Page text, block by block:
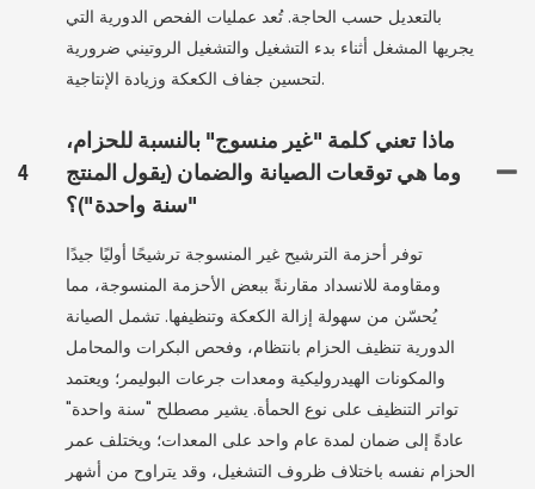
بالتعديل حسب الحاجة. تُعد عمليات الفحص الدورية التي
يجريها المشغل أثناء بدء التشغيل والتشغيل الروتيني ضرورية
لتحسين جفاف الكعكة وزيادة الإنتاجية.
4
ماذا تعني كلمة "غير منسوج" بالنسبة للحزام،
وما هي توقعات الصيانة والضمان (يقول المنتج
"سنة واحدة")؟
توفر أحزمة الترشيح غير المنسوجة ترشيحًا أوليًا جيدًا
ومقاومة للانسداد مقارنةً ببعض الأحزمة المنسوجة، مما
يُحسّن من سهولة إزالة الكعكة وتنظيفها. تشمل الصيانة
الدورية تنظيف الحزام بانتظام، وفحص البكرات والمحامل
والمكونات الهيدروليكية ومعدات جرعات البوليمر؛ ويعتمد
تواتر التنظيف على نوع الحمأة. يشير مصطلح "سنة واحدة"
عادةً إلى ضمان لمدة عام واحد على المعدات؛ ويختلف عمر
الحزام نفسه باختلاف ظروف التشغيل، وقد يتراوح من أشهر